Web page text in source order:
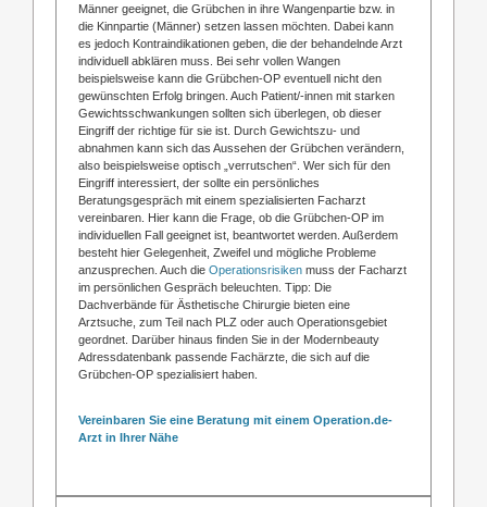
Männer geeignet, die Grübchen in ihre Wangenpartie bzw. in
die Kinnpartie (Männer) setzen lassen möchten. Dabei kann
es jedoch Kontraindikationen geben, die der behandelnde Arzt
individuell abklären muss. Bei sehr vollen Wangen
beispielsweise kann die Grübchen-OP eventuell nicht den
gewünschten Erfolg bringen. Auch Patient/-innen mit starken
Gewichtsschwankungen sollten sich überlegen, ob dieser
Eingriff der richtige für sie ist. Durch Gewichtszu- und
abnahmen kann sich das Aussehen der Grübchen verändern,
also beispielsweise optisch „verrutschen“. Wer sich für den
Eingriff interessiert, der sollte ein persönliches
Beratungsgespräch mit einem spezialisierten Facharzt
vereinbaren. Hier kann die Frage, ob die Grübchen-OP im
individuellen Fall geeignet ist, beantwortet werden. Außerdem
besteht hier Gelegenheit, Zweifel und mögliche Probleme
anzusprechen. Auch die Operationsrisikenmuss der Facharzt
im persönlichen Gespräch beleuchten. Tipp: Die
Dachverbände für Ästhetische Chirurgie bieten eine
Arztsuche, zum Teil nach PLZ oder auch Operationsgebiet
geordnet. Darüber hinaus finden Sie in der Modernbeauty
Adressdatenbank passende Fachärzte, die sich auf die
Grübchen-OP spezialisiert haben.
Vereinbaren Sie eine Beratung mit einem Operation.de-
Arzt in Ihrer Nähe